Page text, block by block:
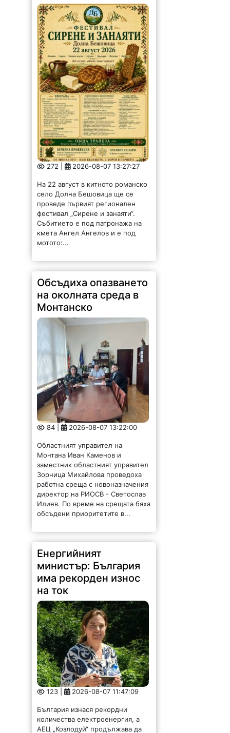
272 | 2026-08-07 13:27:27
На 22 август в китното романско
село Долна Бешовица ще се
проведе първият регионален
фестивал „Сирене и занаяти“.
Събитието е под патронажа на
кмета Ангел Ангелов и е под
мотото:...
Обсъдиха опазването
на околната среда в
Монтанско
84 | 2026-08-07 13:22:00
Областният управител на
Монтана Иван Каменов и
заместник областният управител
Зорница Михайлова проведоха
работна среща с новоназначения
директор на РИОСВ - Светослав
Илиев. По време на срещата бяха
обсъдени приоритетите в...
Енергийният
министър: България
има рекорден износ
на ток
123 | 2026-08-07 11:47:09
България изнася рекордни
количества електроенергия, а
АЕЦ „Козлодуй“ продължава да